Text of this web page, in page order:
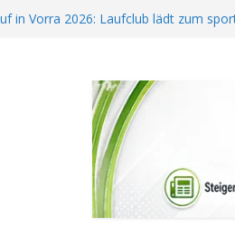
in Vorra 2026: Laufclub lädt zum
Kaffee aus Bamberg unterstützt
startet bald: Das ist heuer geboten
Friedhof in Schlüsselfeld: Kreuzung ab